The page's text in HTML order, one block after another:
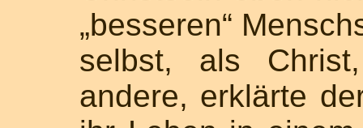
„besseren“
selbst, als
andere, erklärte